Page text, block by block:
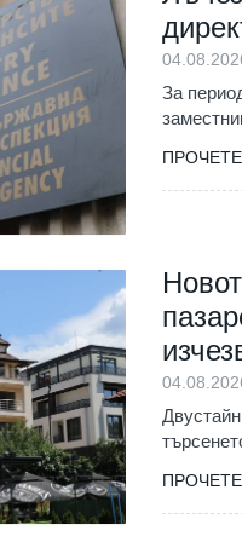
За
Русия и Украйна 31.07.2026г.